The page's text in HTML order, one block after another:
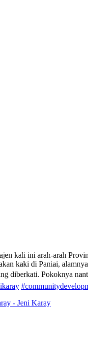
kali ini arah-arah
kaki di Paniai,
diberkati. Pokoknya
- Jeni Karay